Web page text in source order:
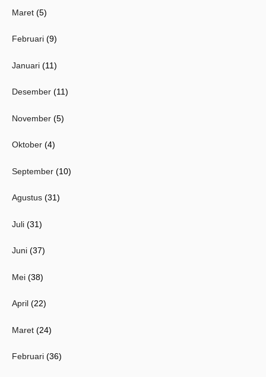
Maret (5)
Februari (9)
Januari (11)
Desember (11)
November (5)
Oktober (4)
September (10)
Agustus (31)
Juli (31)
Juni (37)
Mei (38)
April (22)
Maret (24)
Februari (36)